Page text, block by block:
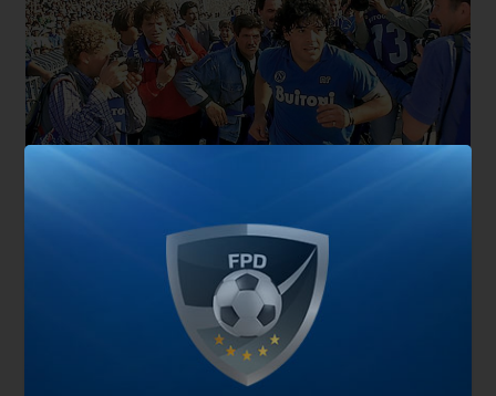
También te puede interesar
Setién: “Estoy convencido de que vamos a pasar”
El presidente del Napoli amenazó a la UEFA
Napoli hizo oficial su fichaje más caro en la historia